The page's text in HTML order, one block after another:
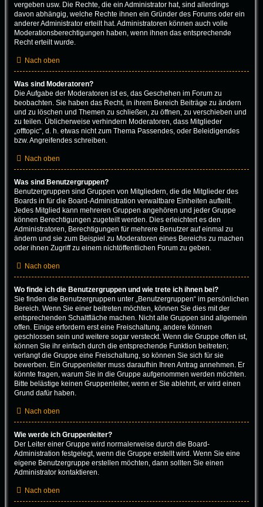
vergeben usw. Die Rechte, die ein Administrator hat, sind allerdings
davon abhängig, welche Rechte ihnen ein Gründer des Forums oder ein
anderer Administrator erteilt hat. Administratoren können auch volle
Moderationsberechtigungen haben, wenn ihnen das entsprechende
Recht erteilt wurde.
Nach oben
Was sind Moderatoren?
Die Aufgabe der Moderatoren ist es, das Geschehen im Forum zu
beobachten. Sie haben das Recht, in ihrem Bereich Beiträge zu ändern
und zu löschen und Themen zu schließen, zu öffnen, zu verschieben und
zu teilen. Üblicherweise verhindern Moderatoren, dass Mitglieder
„offtopic“, d. h. etwas nicht zum Thema Passendes, oder Beleidigendes
bzw. Angreifendes schreiben.
Nach oben
Was sind Benutzergruppen?
Benutzergruppen sind Gruppen von Mitgliedern, die die Mitglieder des
Boards in für die Board-Administration verwaltbare Einheiten aufteilt.
Jedes Mitglied kann mehreren Gruppen angehören und jeder Gruppe
können Berechtigungen zugeteilt werden. Dies erleichtert es den
Administratoren, Berechtigungen für mehrere Benutzer auf einmal zu
ändern und sie zum Beispiel zu Moderatoren eines Bereichs zu machen
oder ihnen Zugriff zu einem nichtöffentlichen Forum zu geben.
Nach oben
Wo finde ich die Benutzergruppen und wie trete ich ihnen bei?
Sie finden die Benutzergruppen unter „Benutzergruppen“ im persönlichen
Bereich. Wenn Sie einer beitreten möchten, können Sie dies mit der
entsprechenden Schaltfläche machen. Nicht alle Gruppen sind allgemein
offen. Einige erfordern erst eine Freischaltung, andere können
geschlossen sein und weitere sogar versteckt. Wenn die Gruppe offen ist,
können Sie ihr einfach durch die entsprechende Funktion beitreten;
verlangt die Gruppe eine Freischaltung, so können Sie sich für sie
bewerben. Ein Gruppenleiter muss daraufhin Ihren Antrag annehmen. Er
könnte fragen, warum Sie in die Gruppe aufgenommen werden möchten.
Bitte belästige keinen Gruppenleiter, wenn er Sie ablehnt, er wird einen
Grund dafür haben.
Nach oben
Wie werde ich Gruppenleiter?
Der Leiter einer Gruppe wird normalerweise durch die Board-
Administration festgelegt, wenn die Gruppe erstellt wird. Wenn Sie eine
eigene Benutzergruppe erstellen möchten, dann sollten Sie einen
Administrator kontaktieren.
Nach oben